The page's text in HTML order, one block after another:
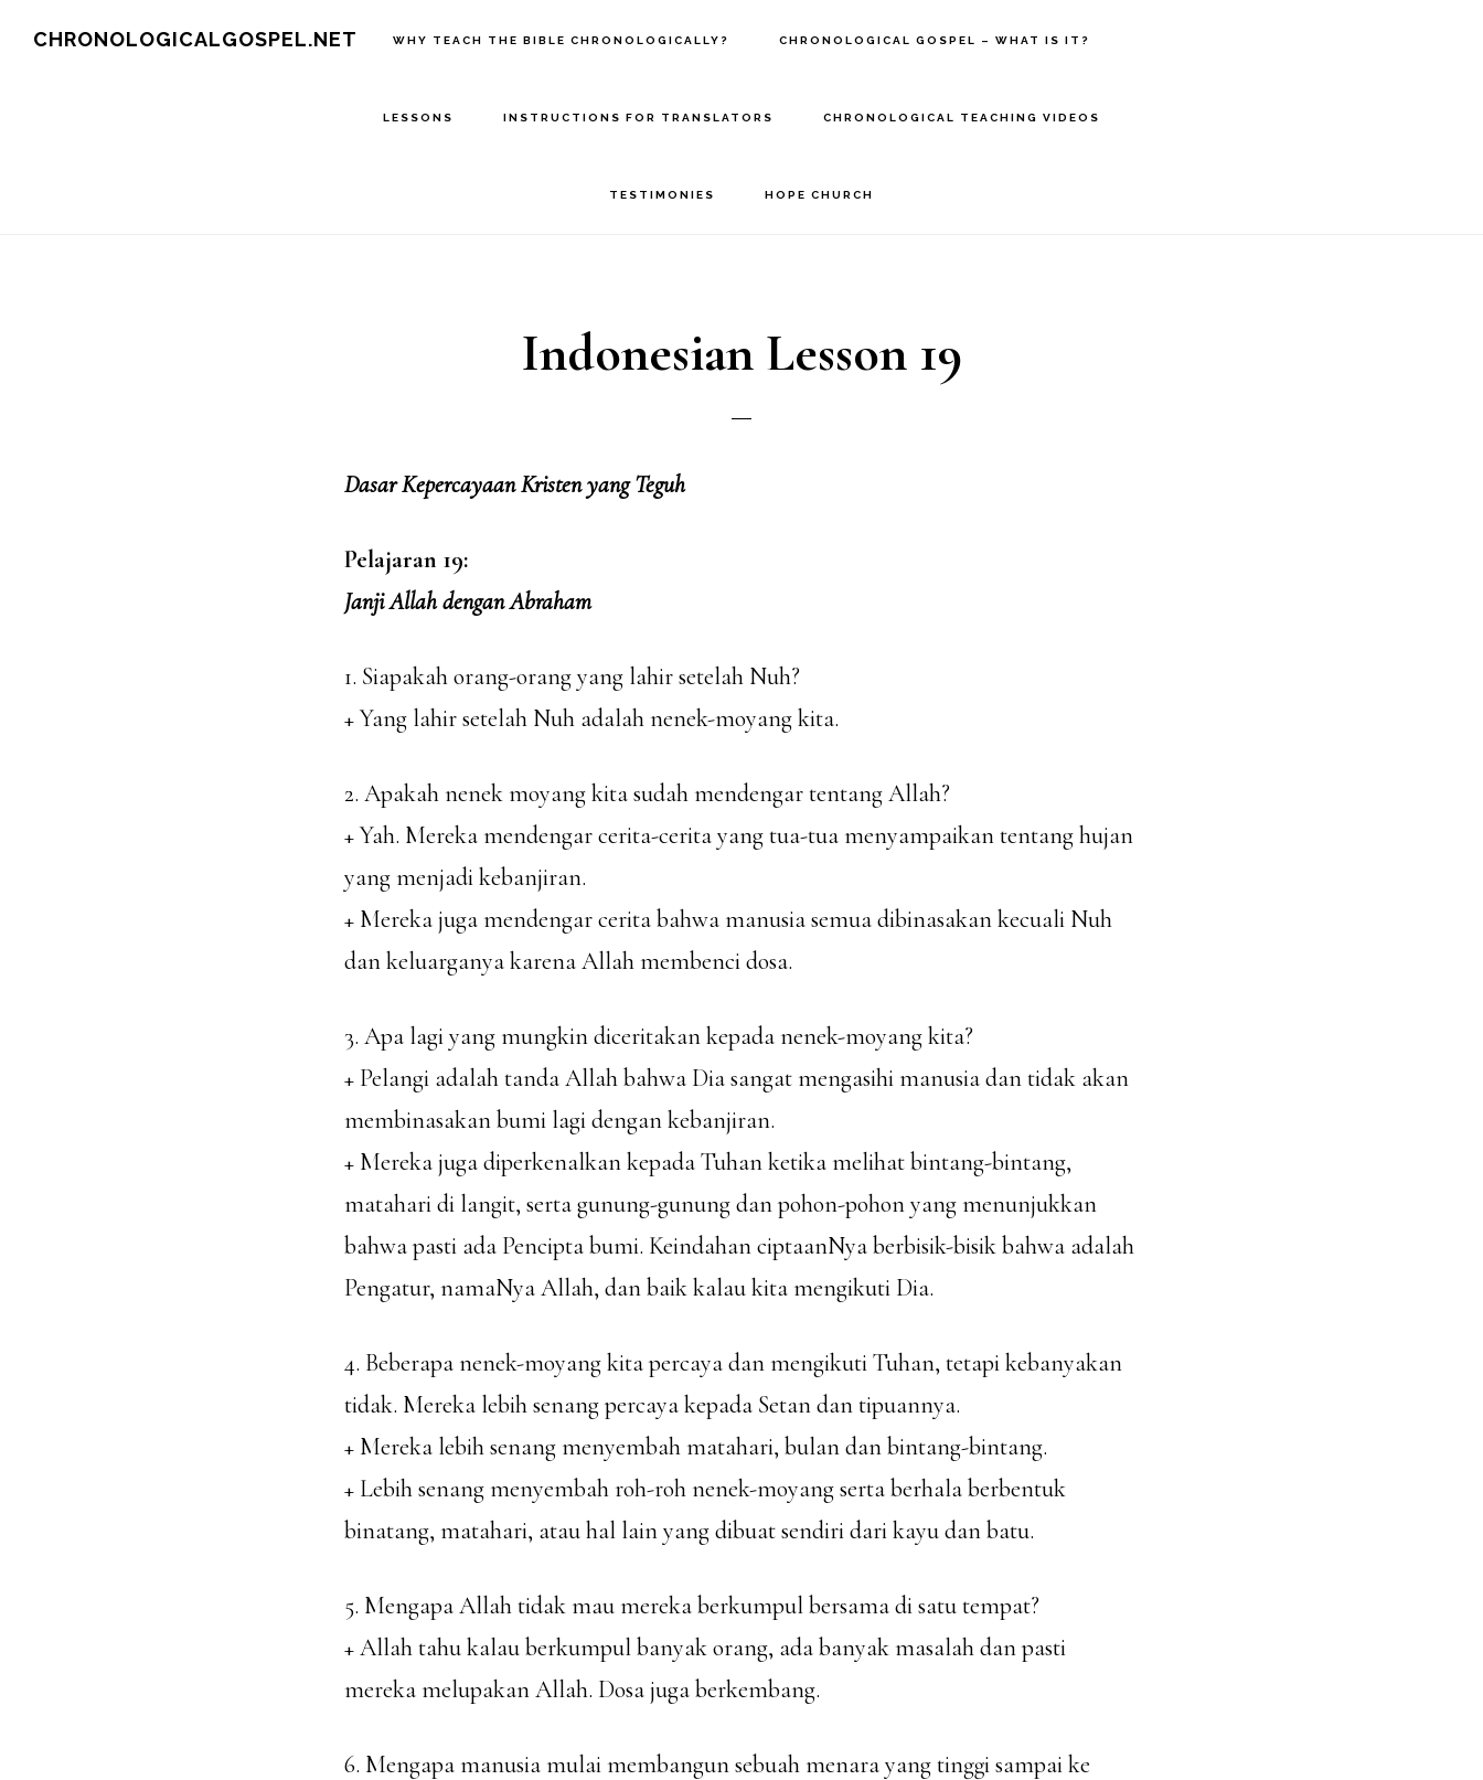
CHRONOLOGICALGOSPEL.NET WHY TEACH THE BIBLE CHRONOLOGICALLY? CHRONOLOGICAL GOSPEL – WHAT IS IT?
LESSONS INSTRUCTIONS FOR TRANSLATORS CHRONOLOGICAL TEACHING VIDEOS
TESTIMONIES HOPE CHURCH
Indonesian Lesson 19
Dasar Kepercayaan Kristen yang Teguh
Pelajaran 19:
Janji Allah dengan Abraham
1. Siapakah orang-orang yang lahir setelah Nuh?
+ Yang lahir setelah Nuh adalah nenek-moyang kita.
2. Apakah nenek moyang kita sudah mendengar tentang Allah?
+ Yah. Mereka mendengar cerita-cerita yang tua-tua menyampaikan tentang hujan
yang menjadi kebanjiran.
+ Mereka juga mendengar cerita bahwa manusia semua dibinasakan kecuali Nuh
dan keluarganya karena Allah membenci dosa.
3. Apa lagi yang mungkin diceritakan kepada nenek-moyang kita?
+ Pelangi adalah tanda Allah bahwa Dia sangat mengasihi manusia dan tidak akan
membinasakan bumi lagi dengan kebanjiran.
+ Mereka juga diperkenalkan kepada Tuhan ketika melihat bintang-bintang,
matahari di langit, serta gunung-gunung dan pohon-pohon yang menunjukkan
bahwa pasti ada Pencipta bumi. Keindahan ciptaanNya berbisik-bisik bahwa adalah
Pengatur, namaNya Allah, dan baik kalau kita mengikuti Dia.
4. Beberapa nenek-moyang kita percaya dan mengikuti Tuhan, tetapi kebanyakan
tidak. Mereka lebih senang percaya kepada Setan dan tipuannya.
+ Mereka lebih senang menyembah matahari, bulan dan bintang-bintang.
+ Lebih senang menyembah roh-roh nenek-moyang serta berhala berbentuk
binatang, matahari, atau hal lain yang dibuat sendiri dari kayu dan batu.
5. Mengapa Allah tidak mau mereka berkumpul bersama di satu tempat?
+ Allah tahu kalau berkumpul banyak orang, ada banyak masalah dan pasti
mereka melupakan Allah. Dosa juga berkembang.
6. Mengapa manusia mulai membangun sebuah menara yang tinggi sampai ke